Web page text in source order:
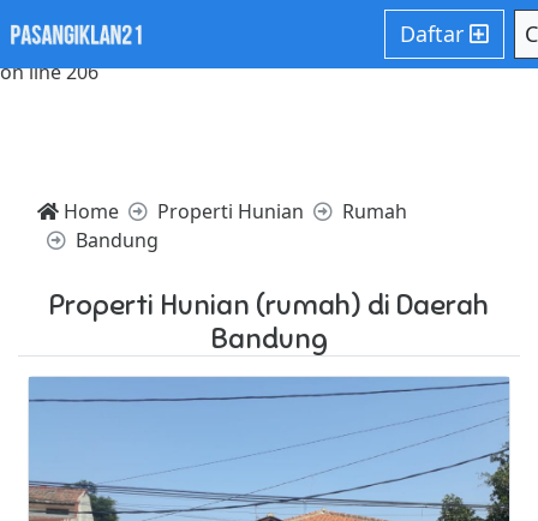
Notice: Trying to access array offset on value of type null in
/home/websiteden/public_html/pasangiklan21.com/core/
on line 206
Daftar
Home Properti Hunian
Rumah
Bandung
Properti Hunian (rumah) di Daerah
Bandung